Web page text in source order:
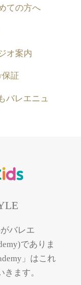
ての方へ
オ案内
保証
バレエニュ
バレエ
でありま
」はこれ
ます。